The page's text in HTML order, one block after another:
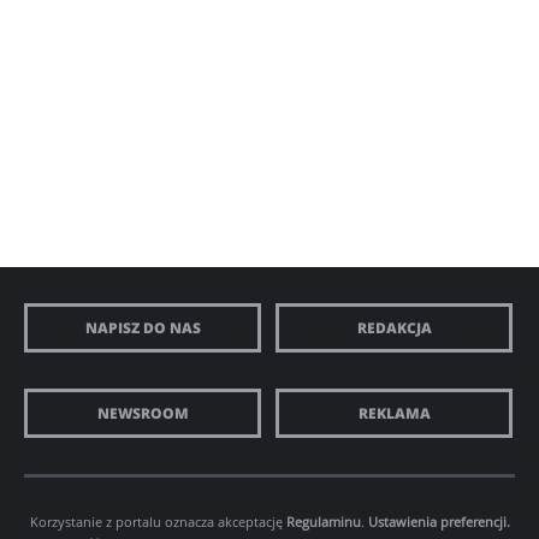
NAPISZ DO NAS REDAKCJA
NEWSROOM REKLAMA
Korzystanie z portalu oznacza akceptację Regulaminu. Ustawienia preferencji.